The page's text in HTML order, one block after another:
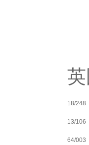
18/248
13/106
64/003